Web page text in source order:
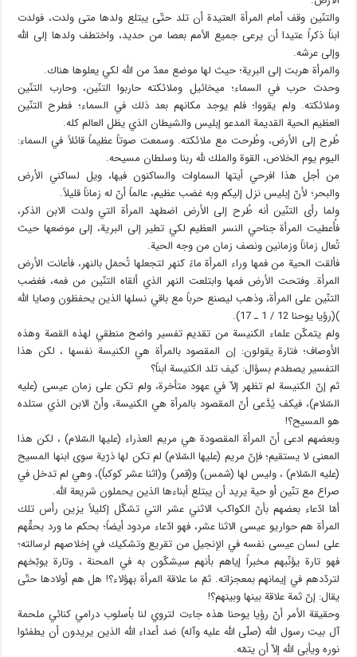
والتنّين وقف أمام المرأة العتيدة أن تلد حتّى يبتلع ولدها متى ولدت، فولدت
ابناً ذكراً عتيدا أن يرعى جميع الاُمم بعصا من حديد، واختطف ولدها إلى الله
وإلى عرشه.
والمرأة هربت إلى البرية؛ حيث لها موضع معدّ من الله لكي يعلوها هناك.
وحدث حرب في السماء؛ ميخائيل وملائكته حاربوا التنّين، وحارب التنّين
وملائكته. ولم يقووا؛ فلم يوجد مكانهم بعد ذلك في السماء؛ فطرح التنّين
العظيم الحية القديمة المدعو إبليس والشيطان الذي يظل العالم كله.
طُرح إلى الأرض، وطُرحت مع ملائكته. وسمعت صوتاً عظيماً قائلاً في السماء:
اليوم يوم الخلاص، القوة والملك لله ربنا وسلطان مسيحه.
من أجل هذا افرحي أيتها السماوات والساكنون فيها، ويل لساكني الأرض
والبحر؛ لأنّ إبليس نزل إليكم وبه غضب عظيم، عالماً أنّ له زماناً قليلاً.
ولما رأى التنّين أنه طُرح إلى الأرض اضطهد المرأة التي ولدت الابن الذكر،
فأُعطيت المرأة جناحي النسر العظيم لكي تطير إلى البرية، إلى موضعها حيث
تُعال زماناً وزمانين ونصف زمان من وجه الحية.
فألقت الحية من فمها وراء المرأة ماءً كنهر لتجعلها تُحمَل بالنهر، فأعانت الأرض
المرأة. وفتحت الأرض فمها وابتلعت النهر الذي ألقاه التنّين من فمه، فغضب
التنّين على المرأة، وذهب ليصنع حرباً مع باقي نسلها الذين يحفظون وصايا الله
)(رؤيا يوحنا 12 / 1 ـ 17).
ولم يتمكّن علماء الكنيسة من تقديم تفسير واضح منطقي لهذه القصة وهذه
الأوصاف؛ فتارة يقولون: إن المقصود بالمرأة هي الكنيسة نفسها ، لكن هذا
التفسير يصطدم بسؤال: كيف تلد الكنيسة ابناً؟
ثم إنّ الكنيسة لم تظهر إلاّ في عهود متأخرة، ولم تكن على زمان عيسى (عليه
السّلام)، فيكف يُدَّعى أنّ المقصود بالمرأة هي الكنيسة، وأنّ الابن الذي ستلده
هو المسيح؟!
وبعضهم ادعى أنّ المرأة المقصودة هي مريم العذراء (عليها السّلام) ، لكن هذا
المعنى لا يستقيم؛ فإنّ مريم (عليها السّلام) لم تكن لها ذرّية سوى ابنها المسيح
(عليه السّلام) ، وليس لها (شمس) و(قمر) و(اثنا عشر كوكباً)، وهي لم تدخل في
صراع مع تنّين أو حية يريد أن يبتلع أبناءها الذين يحملون شريعة الله.
أمّا ادّعاء بعضهم بأنّ الكواكب الاثني عشر التي تشكّل إكليلاً يزين رأس تلك
المرأة هم حواريو عيسى الاثنا عشر، فهو ادّعاء مردود أيضاً؛ بحكم ما ورد بحقِّهم
على لسان عيسى نفسه في الإنجيل من تقريع وتشكيك في إخلاصهم لرسالته؛
فهو تارة يؤنّبهم مخبراً إياهم بأنهم سيشكّون به في المحنة ، وتارة يوبّخهم
لتردّدهم في إيمانهم بمعجزاته. ثمّ ما علاقة المرأة بهؤلاء؟! هل هم أولادها حتّى
يقال: إنّ ثمة علاقة بينها وبينهم؟!
وحقيقة الأمر أنّ رؤيا يوحنا هذه جاءت لتروي لنا باُسلوب درامي كنائي ملحمة
آل بيت رسول الله (صلّى الله عليه وآله) ضد أعداء الله الذين يريدون أن يطفئوا
نوره ويأبى الله إلاّ أن يتمّه.